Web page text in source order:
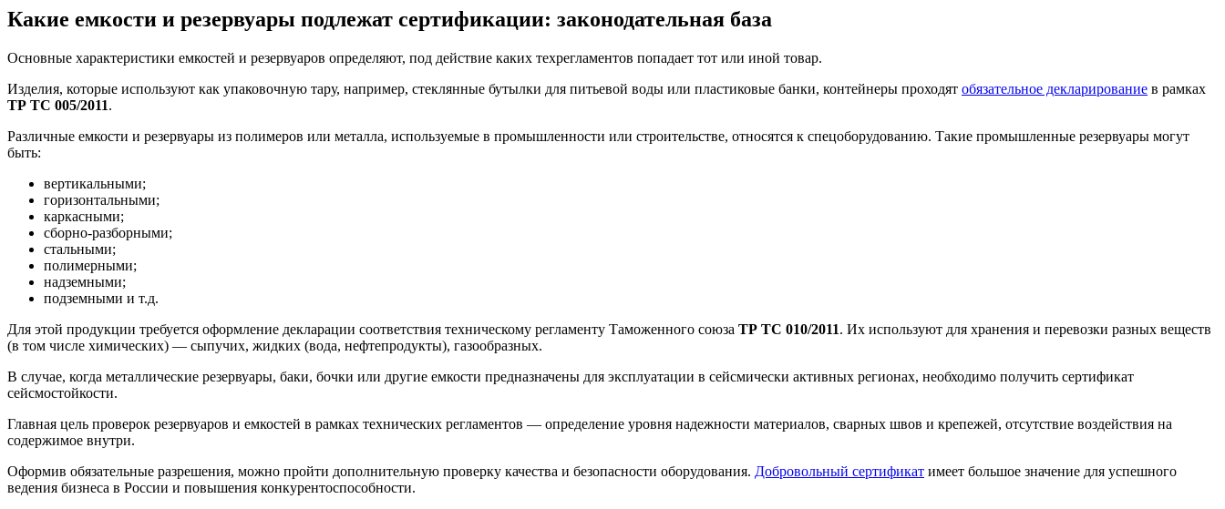
Какие емкости и резервуары подлежат сертификации: законодательная база
Основные характеристики емкостей и резервуаров определяют, под действие каких техрегламентов попадает тот или иной товар.
Изделия, которые используют как упаковочную тару, например, стеклянные бутылки для питьевой воды или пластиковые банки, контейнеры проходят обязательное декларирование в рамках
ТР ТС 005/2011.
Различные емкости и резервуары из полимеров или металла, используемые в промышленности или строительстве, относятся к спецоборудованию. Такие промышленные резервуары могут
быть:
вертикальными;
горизонтальными;
каркасными;
сборно-разборными;
стальными;
полимерными;
надземными;
подземными и т.д.
Для этой продукции требуется оформление декларации соответствия техническому регламенту Таможенного союза ТР ТС 010/2011. Их используют для хранения и перевозки разных веществ
(в том числе химических) — сыпучих, жидких (вода, нефтепродукты), газообразных.
В случае, когда металлические резервуары, баки, бочки или другие емкости предназначены для эксплуатации в сейсмически активных регионах, необходимо получить сертификат
сейсмостойкости.
Главная цель проверок резервуаров и емкостей в рамках технических регламентов — определение уровня надежности материалов, сварных швов и крепежей, отсутствие воздействия на
содержимое внутри.
Оформив обязательные разрешения, можно пройти дополнительную проверку качества и безопасности оборудования. Добровольный сертификат имеет большое значение для успешного
ведения бизнеса в России и повышения конкурентоспособности.